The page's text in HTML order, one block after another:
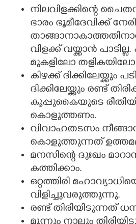
നിലവിളക്കിന്റെ
ഭാരം ഭൂമീദേവിക്ക്
വിളക്ക് വയ്ക്കാൻ
മുകളിലോ തളികയിലോ
കിഴക്ക് ദിക്കിലേയ്ക്കും
ദിക്കിലേയ്ക്കും രണ്ട്
കൂപ്പുകൈയുടെ
കൊളുത്തണം.
വിവാഹതടസം
കൊളുത്തുന്നത്
മനസിന്റെ ദുഃഖം
കത്തിക്കാം.
ഒറ്റത്തിരി
വിളിച്ചുവരുത്തുന്നു.
രണ്ട് തിരിയിടുന്നത്